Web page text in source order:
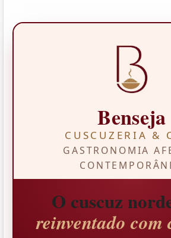
Benseja
CUSCUZERIA &
GASTRONOMIA
O cuscuz
reinventado com